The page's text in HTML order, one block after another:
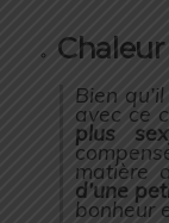
Chaleur
Bien
avec ce
plus
matière
d’une
bonheur